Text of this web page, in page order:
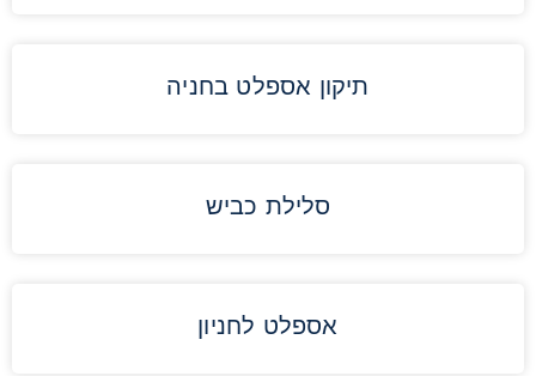
תיקון אספלט בחניה
סלילת כביש
אספלט לחניון